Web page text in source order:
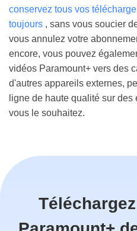
conservez tous vos
toujours , sans vous soucier
vous annulez votre
encore, vous pouvez
vidéos Paramount+ vers des
d'autres appareils externes,
ligne de haute qualité sur
vous le souhaitez.